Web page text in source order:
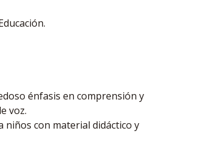
énfasis en comprensión y
voz.
niños con material didáctico y